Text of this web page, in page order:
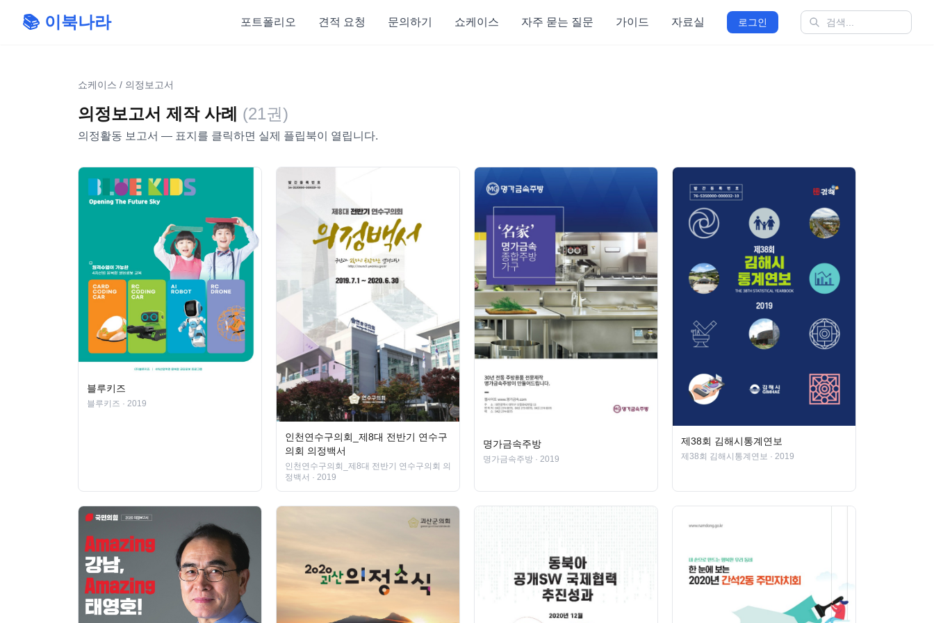
📚 이북나라 포트폴리오 견적 요청 문의하기 쇼케이스 자주 묻는 질문 가이드 자료실 로그인
쇼케이스 / 의정보고서
의정보고서 제작 사례 (21권)
의정활동 보고서 — 표지를 클릭하면 실제 플립북이 열립니다.
블루키즈
블루키즈 · 2019
인천연수구의회_제8대 전반기 연수구
의회 의정백서
인천연수구의회_제8대 전반기 연수구의회 의
정백서 · 2019
명가금속주방
명가금속주방 · 2019
제38회 김해시통계연보
제38회 김해시통계연보 · 2019